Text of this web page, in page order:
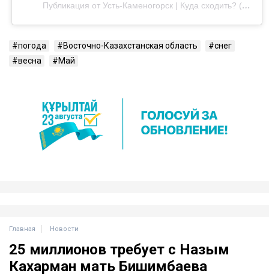
Публикация от Усть-Каменогорск | Куда сходить? (@uka__city_)
погода Восточно-Казахстанская область
снег
весна
Май
Главная Новости
25 миллионов требует с Назым
Кахарман мать Бишимбаева